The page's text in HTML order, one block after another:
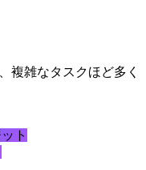
複雑なタスクほど多く
ト